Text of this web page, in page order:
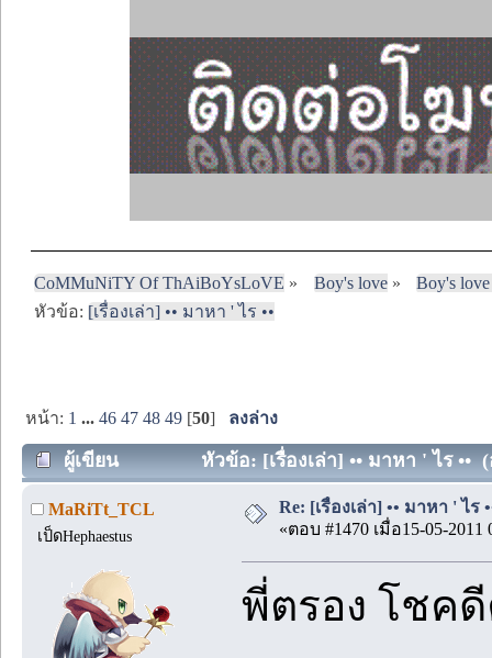
CoMMuNiTY Of ThAiBoYsLoVE » Boy's love»
Boy's
หัวข้อ: [เรื่องเล่า] •• มาหา ' ไร ••
หน้า: 1 ...46 47 48 49 [50] ลงล่าง
ผู้เขียน หัวข้อ: [เรื่องเล่า] •• มาหา ' ไร ••
MaRiTt_TCL
เป็ดHephaestus
Re: [เรื่องเล่า] •• มาหา ' ไร
«ตอบ #1470 เมื่อ15-05-2011
พี่ตรอง โชค